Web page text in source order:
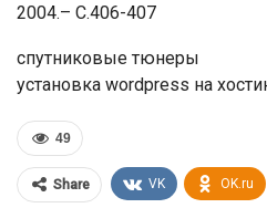
2004.– С.406-407
спутниковые тюнеры
установка wordpress на
49
Share VK OK.ru